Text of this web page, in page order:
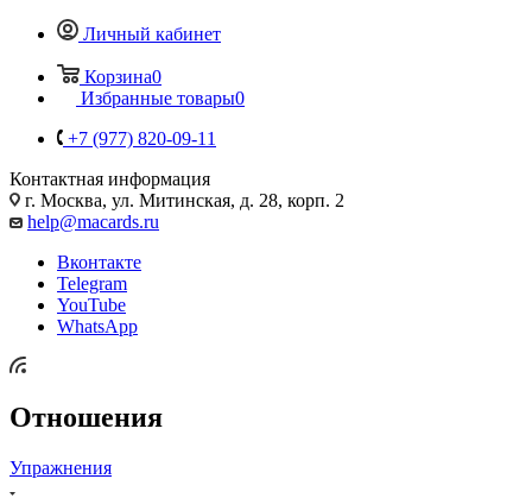
Личный кабинет
Корзина0
Избранные товары0
+7 (977) 820-09-11
Контактная информация
г. Москва, ул. Митинская, д. 28, корп. 2
help@macards.ru
Вконтакте
Telegram
YouTube
WhatsApp
Отношения
Упражнения